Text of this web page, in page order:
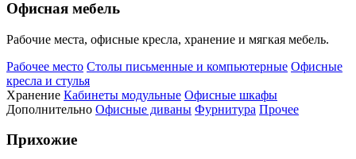
Офисная мебель
Рабочие места, офисные кресла, хранение и мягкая мебель.
Рабочее место Столы письменные и компьютерные Офисные
кресла и стулья
Хранение Кабинеты модульные Офисные шкафы
Дополнительно Офисные диваны Фурнитура Прочее
Прихожие